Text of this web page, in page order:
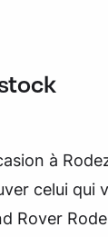
à
celui qui
Rover